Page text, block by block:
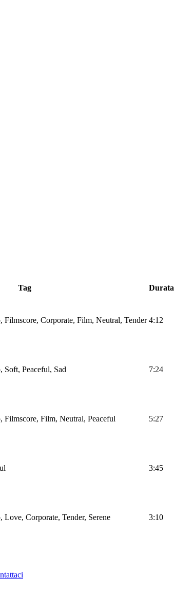
Tag Durata
Filmscore, Corporate, Film, Neutral, Tender 4:12
Soft, Peaceful, Sad 7:24
Filmscore, Film, Neutral, Peaceful 5:27
3:45
Love, Corporate, Tender, Serene 3:10